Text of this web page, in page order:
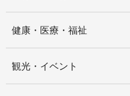
健康・医療・福祉
観光・イベント